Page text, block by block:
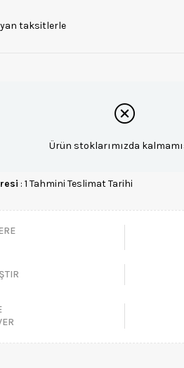
taksitlerle
Ürün stoklarımızda
: 1 Tahmini Teslimat Tarihi